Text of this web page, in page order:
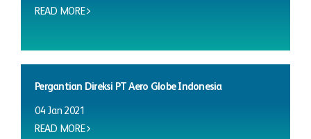
READ MORE
Pergantian Direksi PT Aero Globe Indonesia
04 Jan 2021
READ MORE